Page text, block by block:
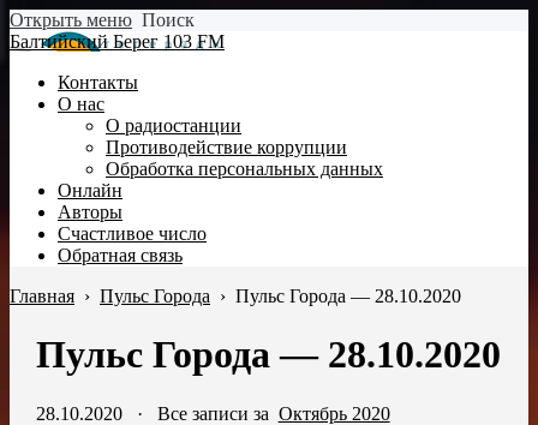
Открыть меню Поиск
Балтийский Берег 103 FM
Контакты
О нас
О радиостанции
Противодействие коррупции
Обработка персональных данных
Онлайн
Авторы
Счастливое число
Обратная связь
Главная › Пульс Города › Пульс Города — 28.10.2020
Пульс Города — 28.10.2020
28.10.2020· Все записи за Октябрь 2020